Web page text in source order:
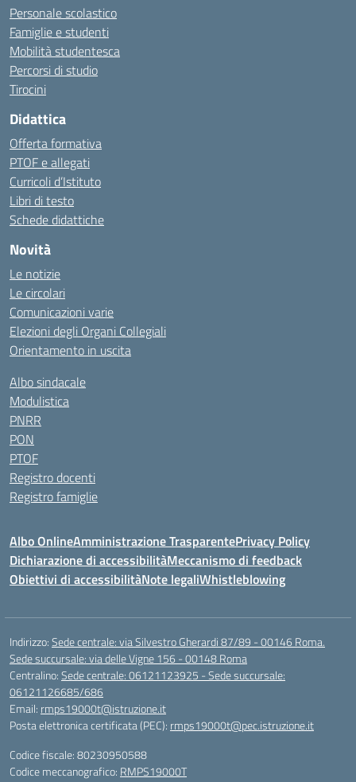
Personale scolastico
Famiglie e studenti
Mobilità studentesca
Percorsi di studio
Tirocini
Didattica
Offerta formativa
PTOF e allegati
Curricoli d’Istituto
Libri di testo
Schede didattiche
Novità
Le notizie
Le circolari
Comunicazioni varie
Elezioni degli Organi Collegiali
Orientamento in uscita
Albo sindacale
Modulistica
PNRR
PON
PTOF
Registro docenti
Registro famiglie
Albo OnlineAmministrazione TrasparentePrivacy Policy
Dichiarazione di accessibilitàMeccanismo di feedback
Obiettivi di accessibilitàNote legaliWhistleblowing
Indirizzo:Sede centrale: via Silvestro Gherardi 87/89 - 00146 Roma.
Sede succursale: via delle Vigne 156 - 00148 Roma
Centralino:Sede centrale: 06121123925 - Sede succursale:
06121126685/686
Email: rmps19000t@istruzione.it
Posta elettronica certificata (PEC): rmps19000t@pec.istruzione.it
Codice fiscale: 80230950588
Codice meccanografico: RMPS19000T